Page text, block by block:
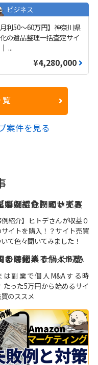
ビジネス
月利50〜60万円】神奈川県
の遺品整理一括査定サイ
...
¥4,280,000
案件を見る
例紹介】ヒトデさんが収益０
イトを購入！？サイト売買
て色々聞いてみました！
は副業で個人M&Aする時
たった5万円から始めるサイ
買のススメ